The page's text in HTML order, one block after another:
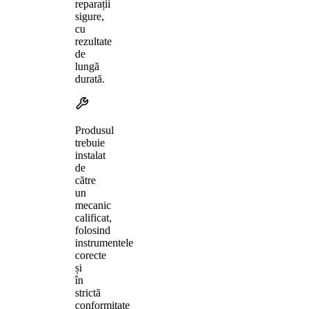
reparații
sigure,
cu
rezultate
de
lungă
durată.
Produsul
trebuie
instalat
de
către
un
mecanic
calificat,
folosind
instrumentele
corecte
și
în
strictă
conformitate